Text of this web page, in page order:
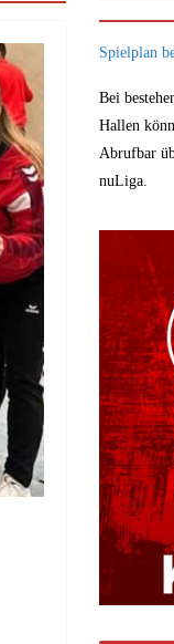
Spielplan
Bei
Hallen
Abrufbar
nuLiga.